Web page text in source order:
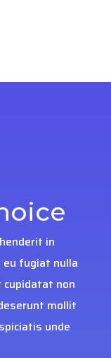
in
fugiat nulla
cupidatat non
mollit
unde